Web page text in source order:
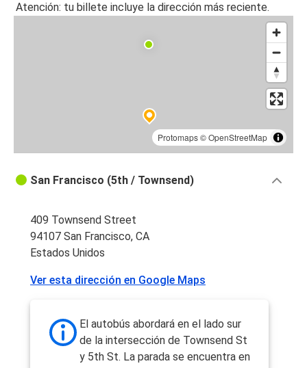
Atención: tu billete incluye la dirección más reciente.
Protomaps©OpenStreetMap
San Francisco (5th / Townsend)
409 Townsend Street
94107 San Francisco, CA
Estados Unidos
Ver esta dirección en Google Maps
El autobús abordará en el lado sur
de la intersección de Townsend St
y 5th St. La parada se encuentra en